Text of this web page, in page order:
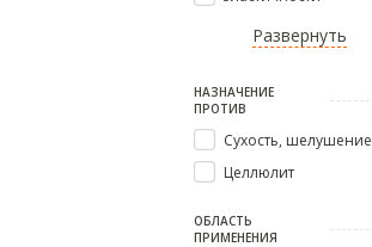
Развернуть
НАЗНАЧЕНИЕ
ПРОТИВ
Сухость, шелушение
Целлюлит
ОБЛАСТЬ
ПРИМЕНЕНИЯ